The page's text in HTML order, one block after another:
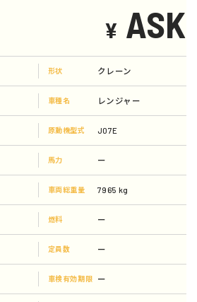
¥ ASK
形状 クレーン
車種名 レンジャー
原動機型式 J07E
馬力 ー
車両総重量 7965 kg
燃料 ー
定員数 ー
車検有効期限 ー